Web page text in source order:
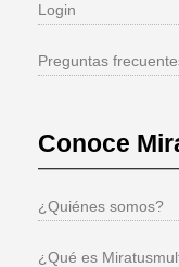
Login
Preguntas
Conoce
¿Quiénes somos?
¿Qué es